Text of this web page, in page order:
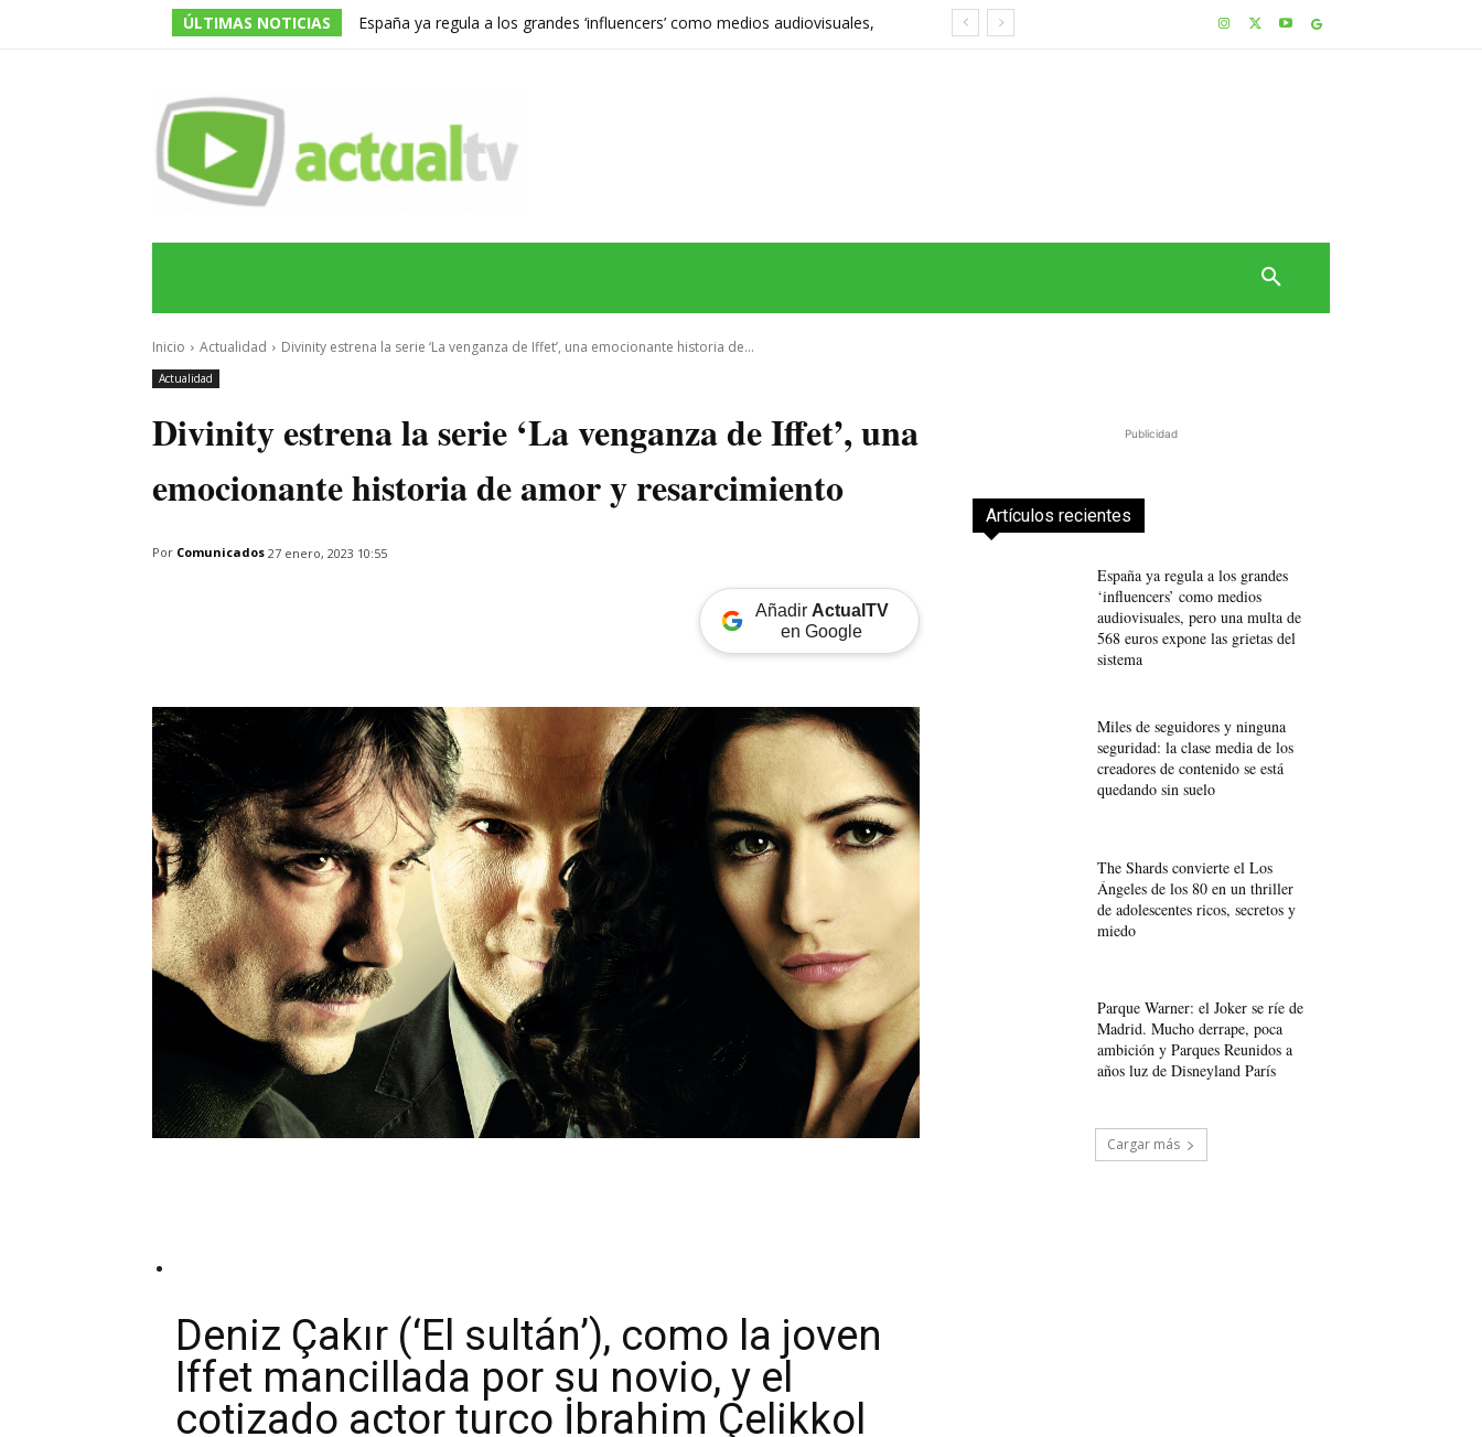
ÚLTIMAS NOTICIAS
España ya regula a los grandes ‘influencers’ como medios audiovisuales,
Inicio Actualidad Divinity estrena la serie ‘La venganza de Iffet’, una emocionante historia de...
Actualidad
Divinity estrena la serie ‘La venganza de Iffet’, una
emocionante historia de amor y resarcimiento
Por Comunicados 27 enero, 2023 10:55
Añadir ActualTV
en Google
Deniz Çakır (‘El sultán’), como la joven
Iffet mancillada por su novio, y el
cotizado actor turco İbrahim Çelikkol
Publicidad
Artículos recientes
España ya regula a los grandes
‘influencers’ como medios
audiovisuales, pero una multa de
568 euros expone las grietas del
sistema
Miles de seguidores y ninguna
seguridad: la clase media de los
creadores de contenido se está
quedando sin suelo
The Shards convierte el Los
Ángeles de los 80 en un thriller
de adolescentes ricos, secretos y
miedo
Parque Warner: el Joker se ríe de
Madrid. Mucho derrape, poca
ambición y Parques Reunidos a
años luz de Disneyland París
Cargar más